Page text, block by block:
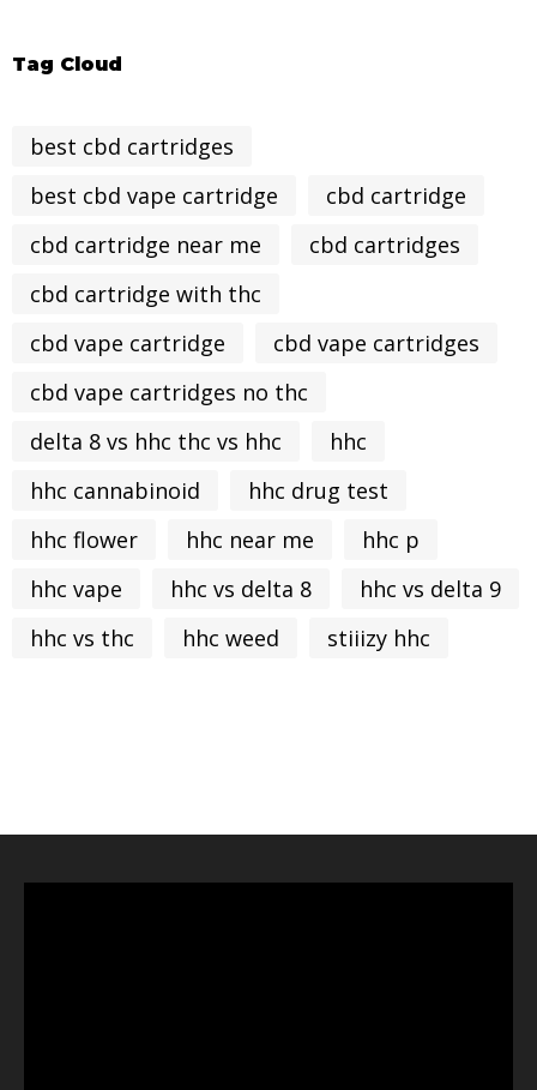
Tag Cloud
best cbd cartridges
best cbd vape cartridge
cbd cartridge
cbd cartridge near me
cbd cartridges
cbd cartridge with thc
cbd vape cartridge
cbd vape cartridges
cbd vape cartridges no thc
delta 8 vs hhc thc vs hhc
hhc
hhc cannabinoid
hhc drug test
hhc flower
hhc near me
hhc p
hhc vape
hhc vs delta 8
hhc vs delta 9
hhc vs thc
hhc weed stiiizy hhc